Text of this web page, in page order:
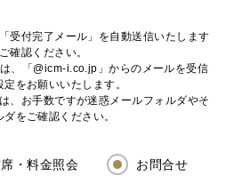
受付完了メール」を自動送信いたします
確認ください。
、「@icm-i.co.jp」からのメールを受信
をお願いいたします。
、お手数ですが迷惑メールフォルダやそ
をご確認ください。
・料金照会 お問合せ